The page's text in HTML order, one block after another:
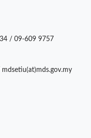
/ 09-609 9757